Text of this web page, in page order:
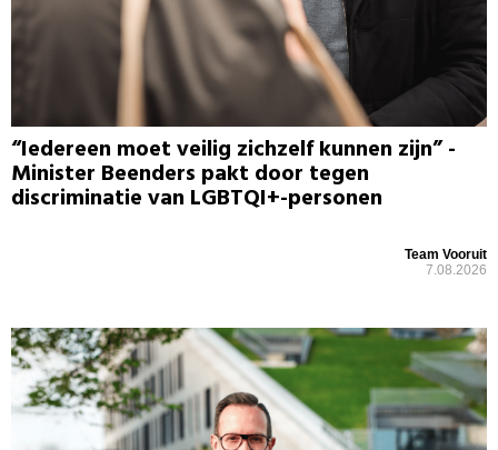
“Iedereen moet veilig zichzelf kunnen zijn” -
Minister Beenders pakt door tegen
discriminatie van LGBTQI+-personen
Team Vooruit
7.08.2026